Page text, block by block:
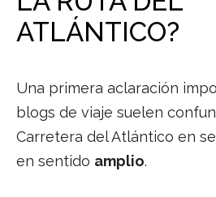
ATLÁNTICO?
Una primera aclaración
blogs de viaje suelen
Carretera del Atlántico en
en sentido amplio.